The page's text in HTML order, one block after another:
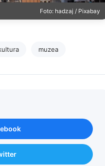
Foto: hadzaj / Pixabay
muzea